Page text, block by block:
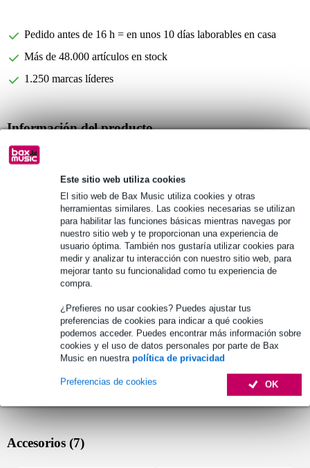
Este sitio web utiliza cookies
El sitio web de Bax Music utiliza cookies y otras
herramientas similares. Las cookies necesarias se utilizan
para habilitar las funciones básicas mientras navegas por
nuestro sitio web y te proporcionan una experiencia de
usuario óptima. También nos gustaría utilizar cookies para
medir y analizar tu interacción con nuestro sitio web, para
mejorar tanto su funcionalidad como tu experiencia de
compra.
¿Prefieres no usar cookies? Puedes ajustar tus
preferencias de cookies para indicar a qué cookies
podemos acceder. Puedes encontrar más información sobre
cookies y el uso de datos personales por parte de Bax
Music en nuestra política de privacidad
OK
Preferencias de cookies
Pedido antes de 16 h = en unos 10 días laborables en casa
Más de 48.000 artículos en stock
1.250 marcas líderes
Información del producto
cantidad: 50 piezas
Especificaciones completas
Véase también (8)
Accesorios (7)